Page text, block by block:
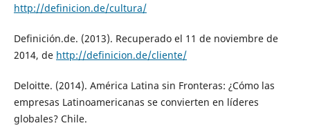
http://definicion.de/cultura/
Definición.de. (2013). Recuperado el 11 de noviembre de
2014, de http://definicion.de/cliente/
Deloitte. (2014). América Latina sin Fronteras: ¿Cómo las
empresas Latinoamericanas se convierten en líderes
globales? Chile.